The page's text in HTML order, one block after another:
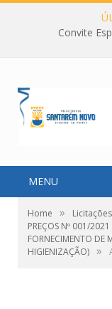
Convite
MENU
Home » Licitações
PREÇOS Nº 001/
FORNECIMENTO DE
HIGIENIZAÇÃO) »